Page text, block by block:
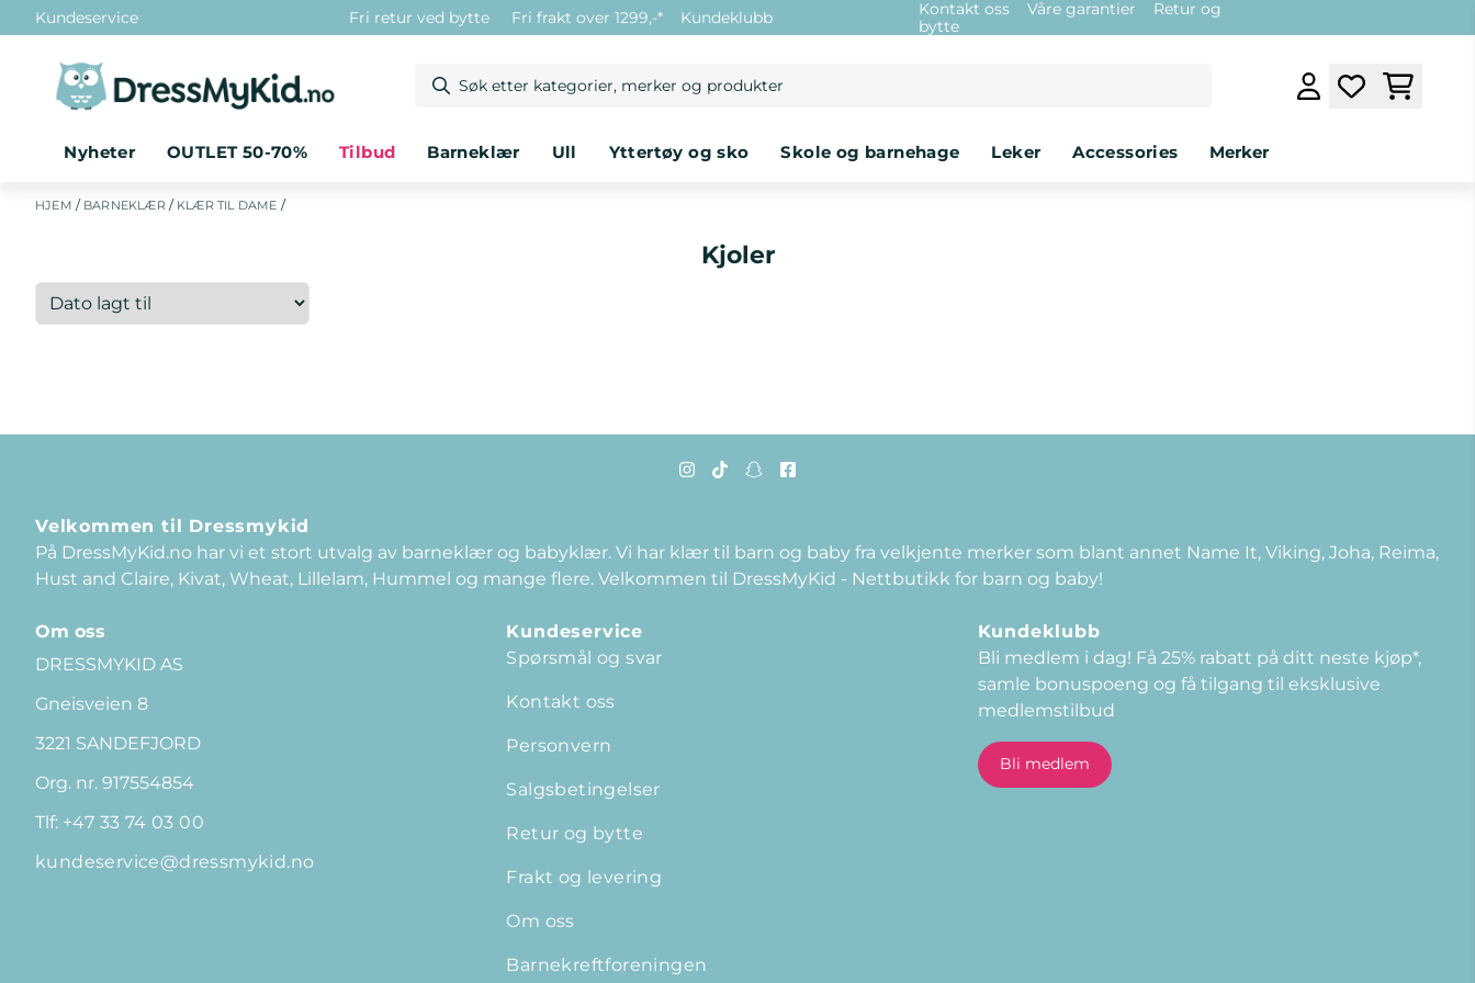
Hopp til innhold
Kundeservice Fri retur ved bytte Fri frakt over 1299,-* Kundeklubb Kontakt oss Våre garantier
Retur og
bytte
Nyheter OUTLET 50-70% tilbud barneklær ull yttertøy og sko skole og barnehage leker accessories Merker
HJEM / BARNEKLÆR / KLÆR TIL DAME /
Kjoler
Velkommen til Dressmykid
På DressMyKid.no har vi et stort utvalg av barneklær og babyklær. Vi har klær til barn og baby fra velkjente merker som blant annet Name It, Viking, Joha, Reima,
Hust and Claire, Kivat, Wheat, Lillelam, Hummel og mange flere. Velkommen til DressMyKid - Nettbutikk for barn og baby!
Om oss
DRESSMYKID AS
Gneisveien 8
3221 SANDEFJORD
Org. nr. 917554854
Tlf: +47 33 74 03 00
kundeservice@dressmykid.no
Kundeservice
Spørsmål og svar
Kontakt oss
Personvern
Salgsbetingelser
Retur og bytte
Frakt og levering
Om oss
Barnekreftforeningen
Kundeklubb
Bli medlem i dag! Få 25% rabatt på ditt neste kjøp*,
samle bonuspoeng og få tilgang til eksklusive
medlemstilbud
E-post
Bli medlem